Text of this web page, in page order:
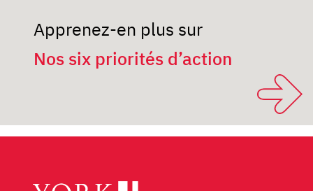
Apprenez-en plus sur
Nos six priorités d’action